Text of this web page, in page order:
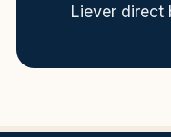
Liever direct